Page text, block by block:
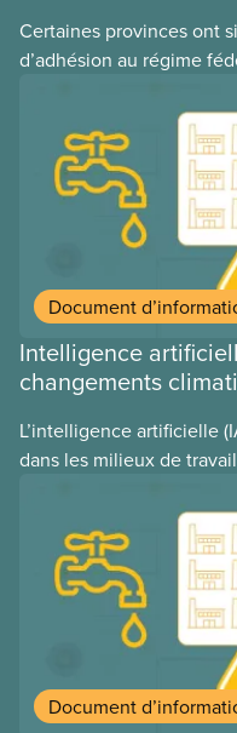
Certaines provinces ont
d’adhésion au régime
ces provinces
régime pourrait avoir sur
sociaux actuels.
Document
Intelligence
changements
L’intelligence artificielle
dans les milieux de
de tests menés en
d’information porte sur
énergétique de l’IA, ses
environnementales, le
l’intensification de ces
mesures à adopter pour
Document